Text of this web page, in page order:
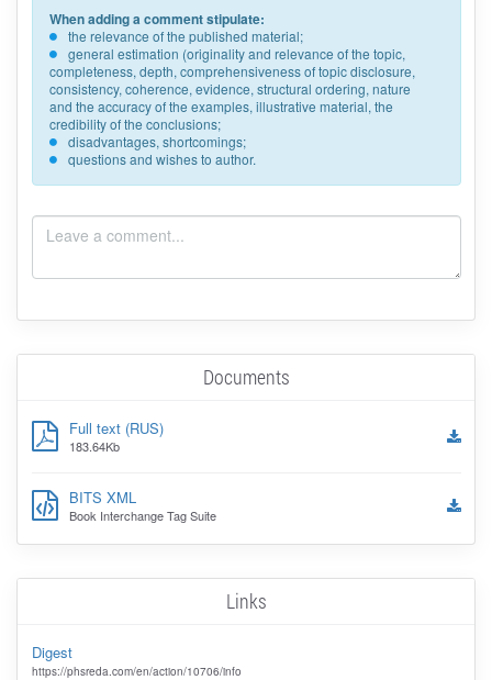
When adding a comment stipulate:
the relevance of the published material;
general estimation (originality and relevance of the topic,
completeness, depth, comprehensiveness of topic disclosure,
consistency, coherence, evidence, structural ordering, nature
and the accuracy of the examples, illustrative material, the
credibility of the conclusions;
disadvantages, shortcomings;
questions and wishes to author.
Documents
Full text (RUS)
183.64Kb
BITS XML
Book Interchange Tag Suite
Links
Digest
https://phsreda.com/en/action/10706/info